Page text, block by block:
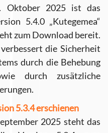
Oktober 2025 ist das
5.4.0 „Kutegemea“
zum Download bereit.
die Sicherheit
durch die Behebung
durch zusätzliche
5.3.4 erschienen
2025 steht das